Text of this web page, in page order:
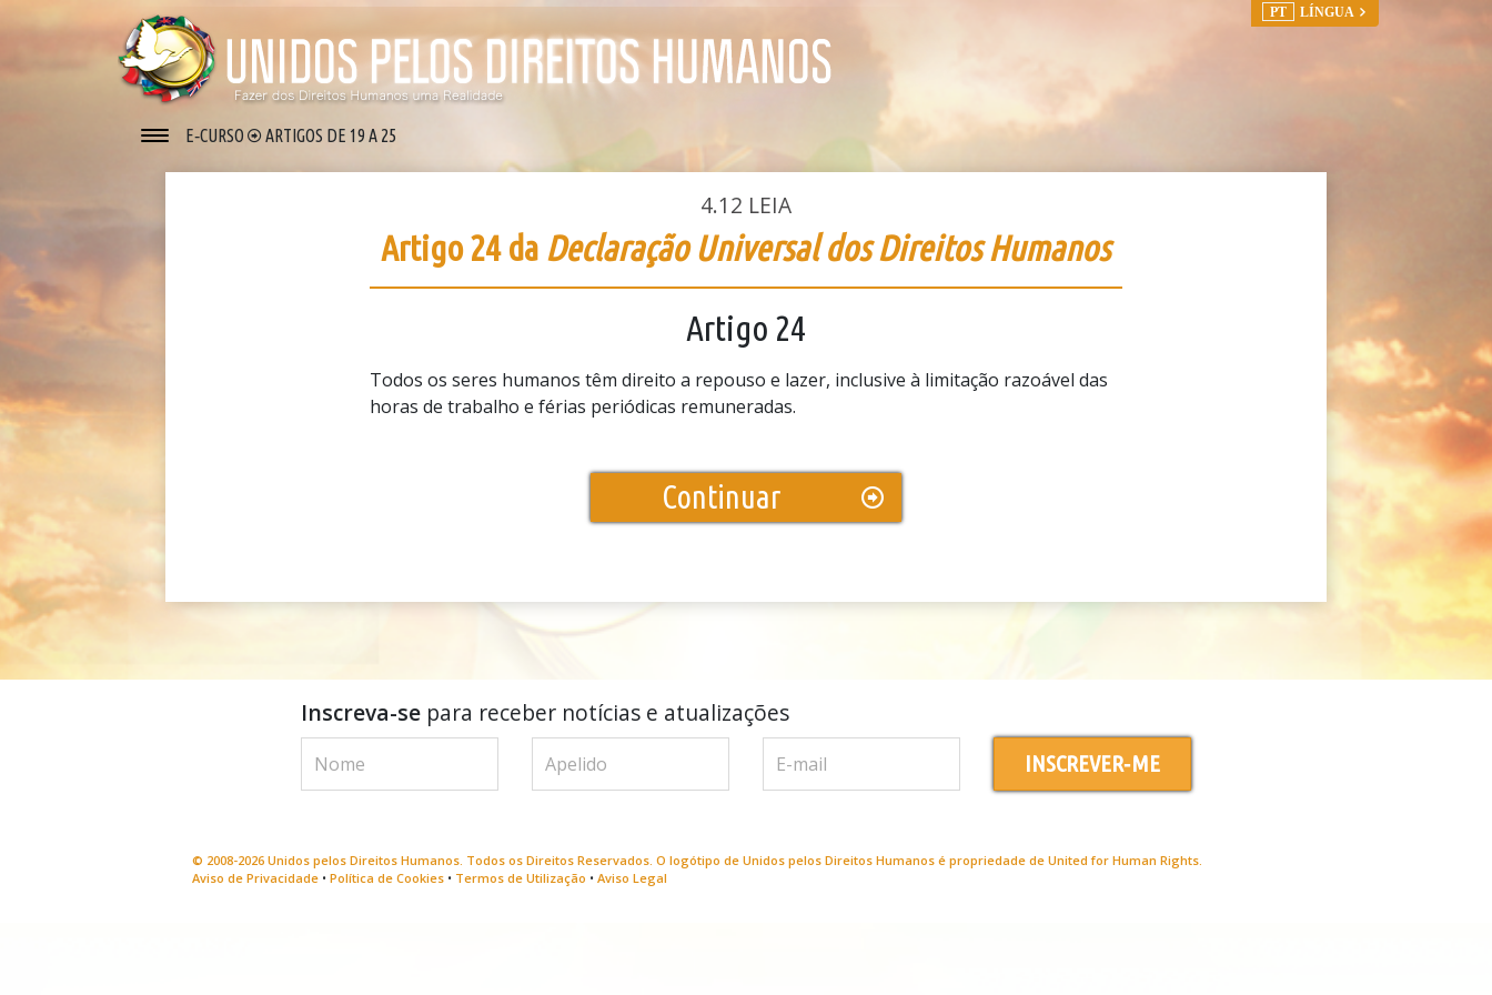
PT LÍNGUA
E‑CURSO ARTIGOS DE 19 A 25
4.12 LEIA
Artigo 24 da Declaração Universal dos Direitos Humanos
Artigo 24
Todos os seres humanos têm direito a repouso e lazer, inclusive à limitação razoável das
horas de trabalho e férias periódicas remuneradas.
Continuar
Inscreva-separa receber notícias e atualizações
INSCREVER‑ME
© 2008-2026 Unidos pelos Direitos Humanos. Todos os Direitos Reservados. O logótipo de Unidos pelos Direitos Humanos é propriedade de United for Human Rights.
Aviso de Privacidade• Política de Cookies• Termos de Utilização • Aviso Legal